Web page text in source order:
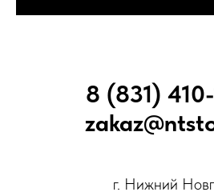
8 (831)
г. Нижний